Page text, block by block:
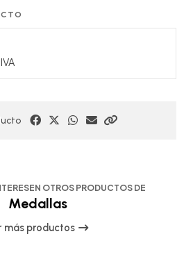
OTROS PRODUCTOS DE
Medallas
más productos